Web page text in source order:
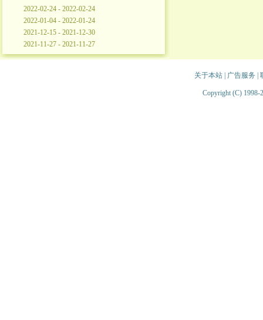
2022-02-24 - 2022-02-24
2022-01-04 - 2022-01-24
2021-12-15 - 2021-12-30
2021-11-27 - 2021-11-27
关于本站| 广告服务
Copyright (C) 1998-